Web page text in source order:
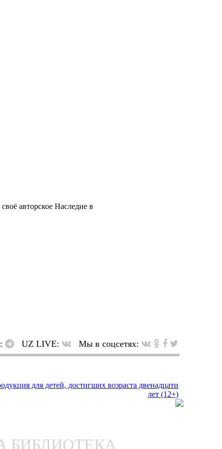
авторское Наследие в
UZ LIVE: Мы в соцсетях:
БИБЛИОТЕКА